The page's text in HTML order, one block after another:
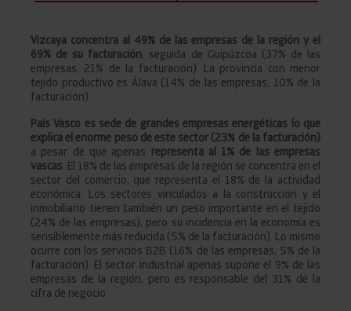
Vizcaya concentra al 49% de las empresas de la región y el
69% de su facturación, seguida de Guipúzcoa (37% de las
empresas, 21% de la facturación). La provincia con menor
tejido productivo es Álava (14% de las empresas, 10% de la
facturación).
País Vasco es sede de grandes empresas energéticas lo que
explica el enorme peso de este sector (23% de la facturación)
a pesar de que apenas representa al 1% de las empresas
vascas. El 18% de las empresas de la región se concentra en el
sector del comercio, que representa el 18% de la actividad
económica. Los sectores vinculados a la construcción y el
inmobiliario tienen también un peso importante en el tejido
(24% de las empresas), pero su incidencia en la economía es
sensiblemente más reducida (5% de la facturación). Lo mismo
ocurre con los servicios B2B (16% de las empresas, 5% de la
facturación). El sector industrial apenas supone el 9% de las
empresas de la región, pero es responsable del 31% de la
cifra de negocio.